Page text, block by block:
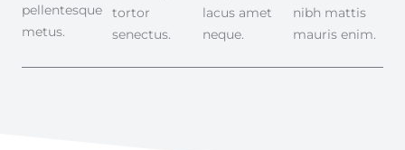
pellentesque
metus.
tortor
senectus.
lacus amet
neque.
nibh mattis
mauris enim.